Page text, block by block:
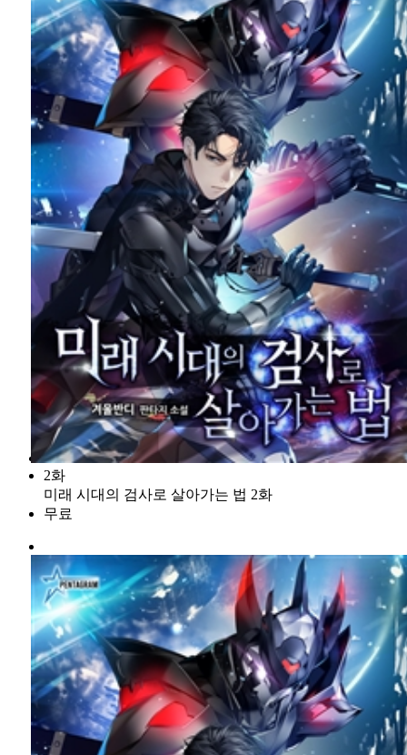
2화
미래 시대의 검사로 살아가는 법 2화
무료